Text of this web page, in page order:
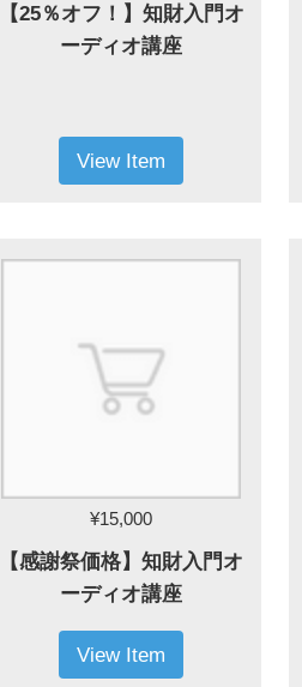
【25％オフ！】知財入門オ
ーディオ講座
View Item
¥15,000
【感謝祭価格】知財入門オ
ーディオ講座
View Item